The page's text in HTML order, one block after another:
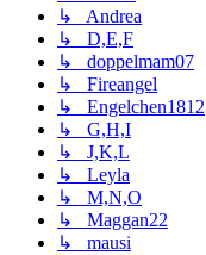
↳ Andrea
↳ D,E,F
↳ doppelmam07
↳ Fireangel
↳ Engelchen1812
↳ G,H,I
↳ J,K,L
↳ Leyla
↳ M,N,O
↳ Maggan22
↳ mausi